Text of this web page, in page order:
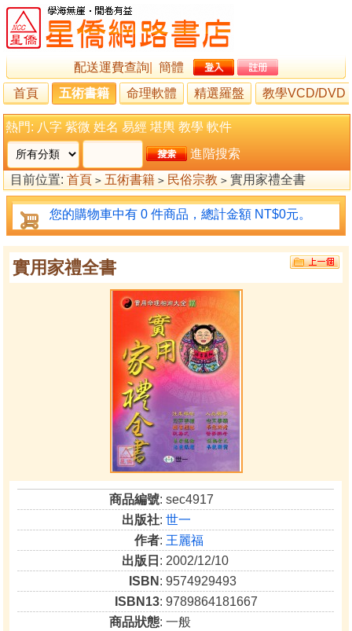
配送運費查詢
簡體
首頁
五術書籍 命理軟體 精選羅盤 教學VCD/DVD
熱門: 八字 紫微 姓名 易經 堪輿 教學 軟件
進階搜索
目前位置: 首頁 > 五術書籍 > 民俗宗教 > 實用家禮全書
您的購物車中有 0 件商品，總計金額 NT$0元。
實用家禮全書
商品編號: sec4917
出版社:世一
作者: 王麗福
出版日 : 2002/12/10
ISBN : 9574929493
ISBN13: 9789864181667
商品狀態: 一般